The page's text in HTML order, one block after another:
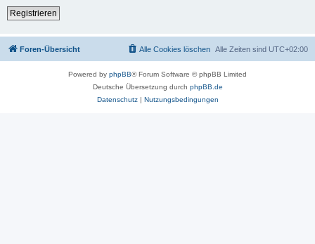
Registrieren
Foren-Übersicht Alle Zeiten sind UTC+02:00
Alle Cookies löschen
Powered by phpBB® Forum Software © phpBB Limited
Deutsche Übersetzung durch phpBB.de
Datenschutz| Nutzungsbedingungen